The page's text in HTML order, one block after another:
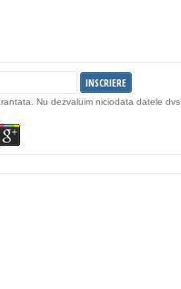
Nu dezvaluim niciodata datele dvs.